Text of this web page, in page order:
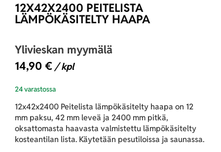
12X42X2400 PEITELISTA
LÄMPÖKÄSITELTY HAAPA
Ylivieskan myymälä
14,90 € / kpl
24 varastossa
12x42x2400 Peitelista lämpökäsitelty haapa on 12
mm paksu, 42 mm leveä ja 2400 mm pitkä,
oksattomasta haavasta valmistettu lämpökäsitelty
kosteantilan lista. Käytetään pesutiloissa ja saunassa.